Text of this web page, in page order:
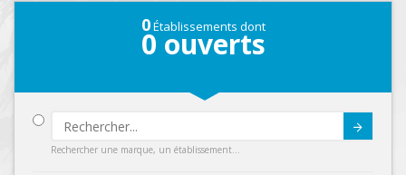
0Établissements dont
0 ouverts
Rechercher une marque, un établissement...